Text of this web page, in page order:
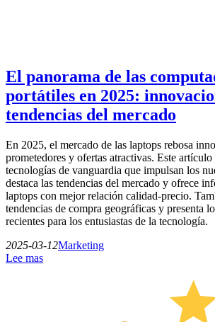
El panorama de las
portátiles en 2025:
tendencias del mercado
En 2025, el mercado de las laptops rebosa
prometedores y ofertas atractivas. Este
tecnologías de vanguardia que impulsan los
destaca las tendencias del mercado y ofrece
laptops con mejor relación calidad-precio.
tendencias de compra geográficas y presenta
recientes para los entusiastas de la tecnología.
2025-03-12Marketing
Lee mas